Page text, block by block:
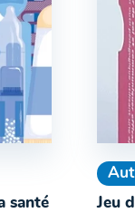
santé
Jeu